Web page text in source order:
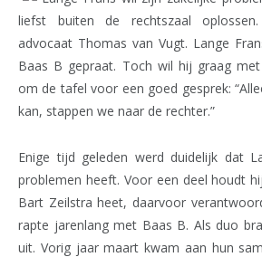
liefst buiten de rechtszaal
advocaat Thomas van Vugt. Lange
Baas B gepraat. Toch wil hij graag
om de tafel voor een goed gesprek:
kan, stappen we naar de rechter.”
Enige tijd geleden werd duidelijk dat
problemen heeft. Voor een deel houdt
Bart Zeilstra heet, daarvoor
rapte jarenlang met Baas B. Als duo
uit. Vorig jaar maart kwam aan hun